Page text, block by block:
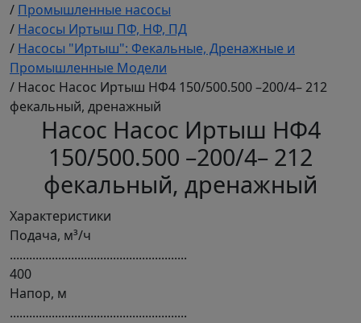
/ Промышленные насосы
/ Насосы Иртыш ПФ, НФ, ПД
/ Насосы "Иртыш": Фекальные, Дренажные и
Промышленные Модели
/ Насос Насос Иртыш НФ4 150/500.500 –200/4– 212
фекальный, дренажный
Насос Насос Иртыш НФ4
150/500.500 –200/4– 212
фекальный, дренажный
Характеристики
Напор, м
.......................................................
Подача, м³/ч
.......................................................
400